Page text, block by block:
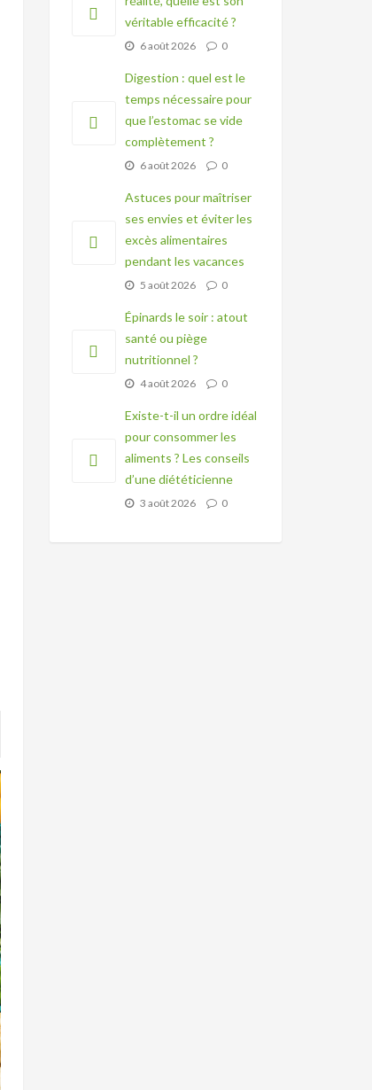
véritable efficacité ?
6 août 2026 0
Digestion : quel est le
temps nécessaire pour
que l’estomac se vide
complètement ?
6 août 2026 0
Astuces pour maîtriser
ses envies et éviter les
excès alimentaires
pendant les vacances
5 août 2026 0
Épinards le soir : atout
santé ou piège
nutritionnel ?
4 août 2026 0
Existe-t-il un ordre idéal
pour consommer les
aliments ? Les conseils
d’une diététicienne
3 août 2026 0